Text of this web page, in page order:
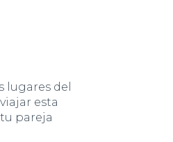
lugares del
esta
pareja